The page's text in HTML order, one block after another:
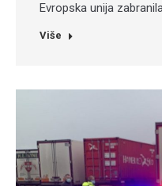
Evropska unija
Više